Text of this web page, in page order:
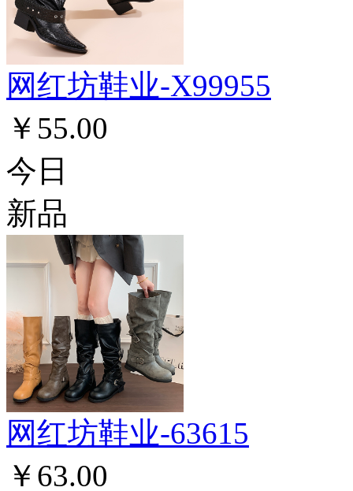
网红坊鞋业-X99955
￥55.00
今日
新品
网红坊鞋业-63615
￥63.00